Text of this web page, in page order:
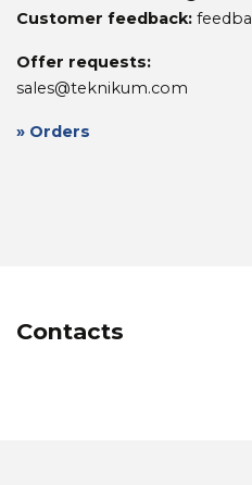
Customer feedback:
Offer requests:
sales@teknikum.com
» Orders
Contacts